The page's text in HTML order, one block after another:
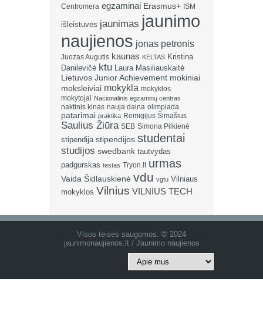
Centromera egzaminai Erasmus+ ISM
išleistuvės jaunimas jaunimo
naujienos jonas petronis
Juozas Augutis kaunas KELTAS Kristina
Danilevičė ktu Laura Masiliauskaitė
Lietuvos Junior Achievement mokiniai
moksleiviai mokykla mokyklos
mokytojai Nacionalinis egzaminų centras
naktinis kinas nauja daina olimpiada
patarimai praktika Remigijus Šimašius
Saulius Žiūra SEB Simona Pilkienė
stipendija stipendijos studentai
studijos swedbank tautvydas
padgurskas testas Tryon.lt urmas
Vaida Šidlauskienė vdu vgtu Vilniaus
mokyklos Vilnius VILNIUS TECH
Visos teisės saugomos. © 2024
jaunimonaujienos.lt / Jaunimo naujienos